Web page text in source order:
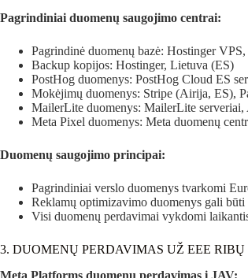
Pagrindiniai duomenų saugojimo centrai:
Pagrindinė duomenų bazė: Hostinger
Backup kopijos: Hostinger, Lietuva (ES)
PostHog duomenys: PostHog Cloud ES
Mokėjimų duomenys: Stripe (Airija, ES),
MailerLite duomenys: MailerLite
Meta Pixel duomenys: Meta duomenų
Duomenų saugojimo principai:
Pagrindiniai verslo duomenys tvarkomi
Reklamų optimizavimo duomenys gali
Visi duomenų perdavimai vykdomi
3. DUOMENŲ PERDAVIMAS UŽ EEE RIBŲ
Meta Platforms duomenų perdavimas į JAV: